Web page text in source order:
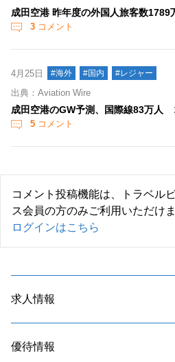
成田空港 昨年度の外国人旅客数1789
3 コメント
4月25日 #海外 #国内 #レジャー
出典：Aviation Wire
成田空港のGW予測、国際線83万人
5 コメント
コメント投稿機能は、トラベル
ス会員の方のみご利用いただけま
ログインはこちら
求人情報
優待情報